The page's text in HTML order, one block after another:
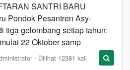
SANTRI BARU
Pondok Pesantren Asy-
tiga gelombang setiap tahun:
22 Oktober samp
- Dilihat 12381 kali